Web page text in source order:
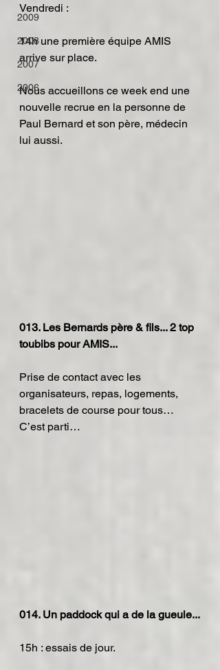
2009
2008
2007
2006
Vendredi :
14h une première équipe AMIS
arrive sur place.
Nous accueillons ce week end une
nouvelle recrue en la personne de
Paul Bernard et son père, médecin
lui aussi.
013. Les Bernards père & fils... 2 top
toubibs pour AMIS...
Prise de contact avec les
organisateurs, repas, logements,
bracelets de course pour tous…
C’est parti…
014. Un paddock qui a de la gueule...
15h : essais de jour.